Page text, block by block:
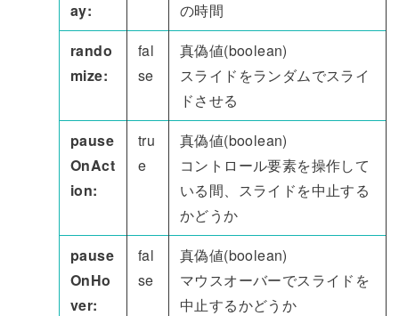
ay:
の時間
rando
mize:
fal
se
真偽値(boolean)
スライドをランダムでスライ
ドさせる
pause
OnAct
ion:
tru
e
真偽値(boolean)
コントロール要素を操作して
いる間、スライドを中止する
かどうか
pause
OnHo
ver:
fal
se
真偽値(boolean)
マウスオーバーでスライドを
中止するかどうか